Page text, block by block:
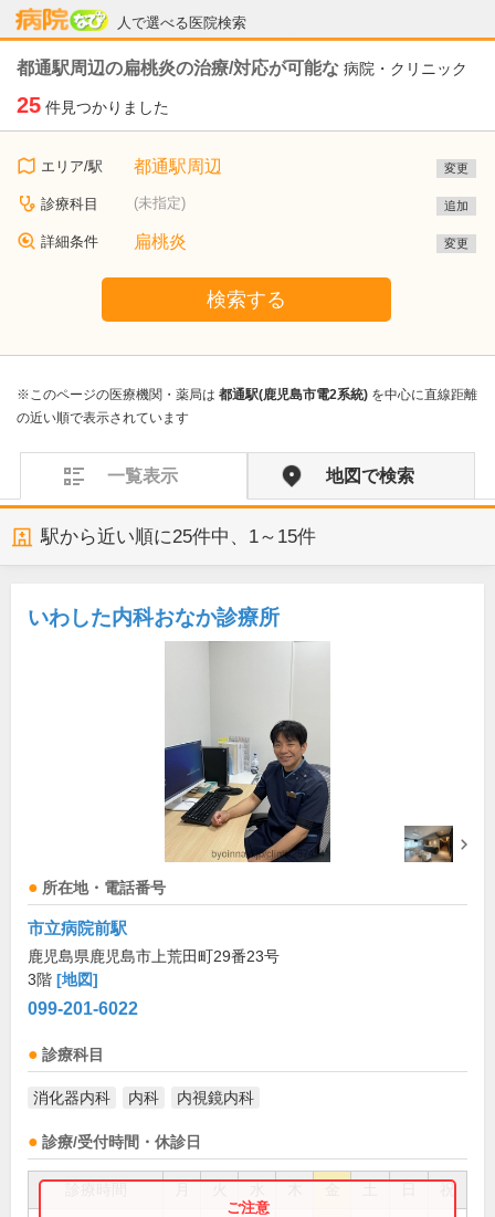
人で選べる医院検索
病院なび
都通駅周辺の扁桃炎の治療/対応が可能な 病院・クリニック
25 件見つかりました
エリア/駅 都通駅周辺 変更
診療科目 (未指定) 追加
詳細条件 扁桃炎 変更
検索する
※このページの医療機関・薬局は 都通駅(鹿児島市電2系統) を中心に直線距離
の近い順で表示されています
一覧表示 地図で検索
駅から近い順に25件中、 1～15件
いわした内科おなか診療所
所在地・電話番号
市立病院前駅
鹿児島県鹿児島市上荒田町29番23号
3階 [地図]
099-201-6022
診療科目
消化器内科 内科 内視鏡内科
診療/受付時間・休診日
祝